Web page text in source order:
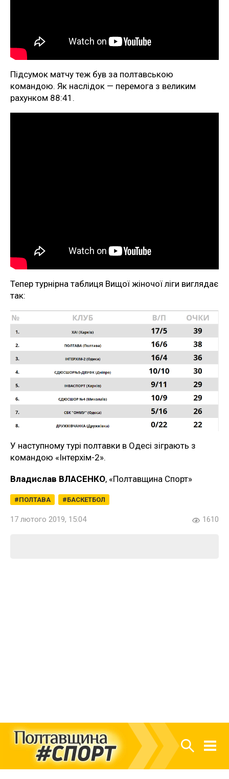
Підсумок матчу теж був за полтавською
командою. Як наслідок — перемога з великим
рахунком 88:41.
Тепер турнірна таблиця Вищої жіночої ліги виглядає
так:
У наступному турі полтавки в Одесі зіграють з
командою «Інтерхім-2».
Владислав ВЛАСЕНКО, «Полтавщина Спорт»
ПОЛТАВА БАСКЕТБОЛ
17 лютого 2019, 15:04 1610